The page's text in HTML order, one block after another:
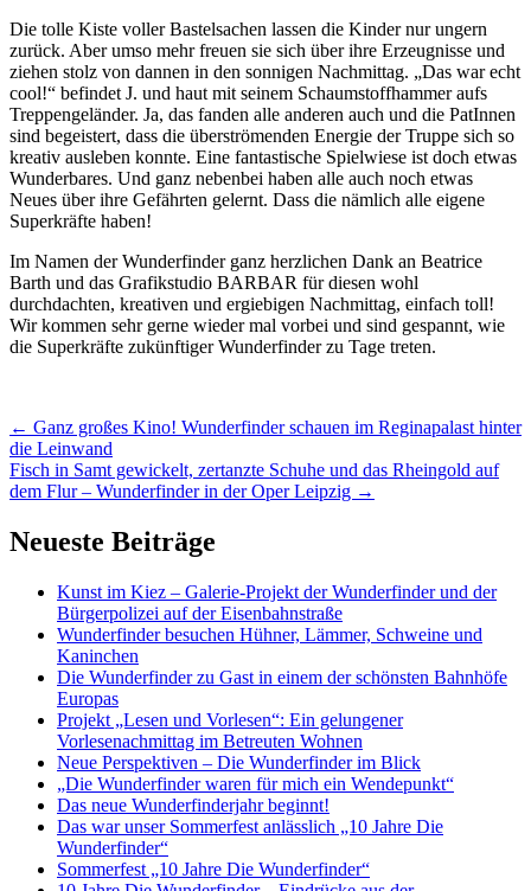
Die tolle Kiste voller Bastelsachen lassen die Kinder nur ungern
zurück. Aber umso mehr freuen sie sich über ihre Erzeugnisse und
ziehen stolz von dannen in den sonnigen Nachmittag. „Das war echt
cool!“ befindet J. und haut mit seinem Schaumstoffhammer aufs
Treppengeländer. Ja, das fanden alle anderen auch und die PatInnen
sind begeistert, dass die überströmenden Energie der Truppe sich so
kreativ ausleben konnte. Eine fantastische Spielwiese ist doch etwas
Wunderbares. Und ganz nebenbei haben alle auch noch etwas
Neues über ihre Gefährten gelernt. Dass die nämlich alle eigene
Superkräfte haben!
Im Namen der Wunderfinder ganz herzlichen Dank an Beatrice
Barth und das Grafikstudio BARBAR für diesen wohl
durchdachten, kreativen und ergiebigen Nachmittag, einfach toll!
Wir kommen sehr gerne wieder mal vorbei und sind gespannt, wie
die Superkräfte zukünftiger Wunderfinder zu Tage treten.
Artikel-
Navigation
← Ganz großes Kino! Wunderfinder schauen im Reginapalast hinter
die Leinwand
Fisch in Samt gewickelt, zertanzte Schuhe und das Rheingold auf
dem Flur – Wunderfinder in der Oper Leipzig →
Neueste Beiträge
Kunst im Kiez – Galerie-Projekt der Wunderfinder und der
Bürgerpolizei auf der Eisenbahnstraße
Wunderfinder besuchen Hühner, Lämmer, Schweine und
Kaninchen
Die Wunderfinder zu Gast in einem der schönsten Bahnhöfe
Europas
Projekt „Lesen und Vorlesen“: Ein gelungener
Vorlesenachmittag im Betreuten Wohnen
Neue Perspektiven – Die Wunderfinder im Blick
„Die Wunderfinder waren für mich ein Wendepunkt“
Das neue Wunderfinderjahr beginnt!
Das war unser Sommerfest anlässlich „10 Jahre Die
Wunderfinder“
Sommerfest „10 Jahre Die Wunderfinder“